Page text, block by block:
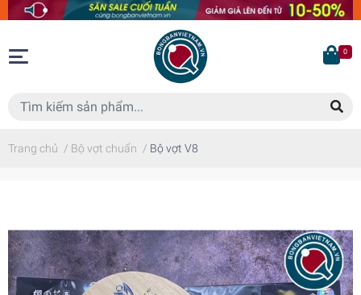
0
Trang chủ / Bộ vợt chuẩn / Bộ vợt V8